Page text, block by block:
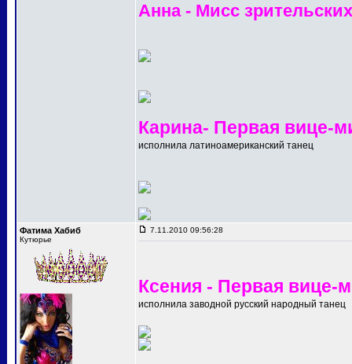
Анна - Мисс
Карина- Первая вице-
исполнила латиноамериканский танец
Фатима Хабиб
Кутюрье
7.11.2010 09:56:28
Ксения - Первая вице-
исполнила заводной русский народный танец